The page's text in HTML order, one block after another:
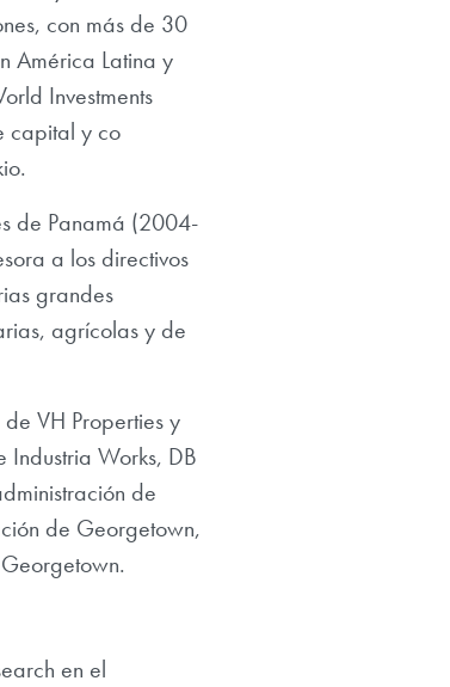
con más de 30
América Latina y
Investments
capital y co
de Panamá (2004-
a los directivos
grandes
agrícolas y de
VH Properties y
Industria Works, DB
de
de Georgetown,
en el